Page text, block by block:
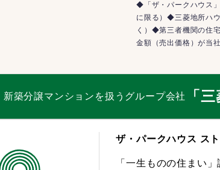
◆「ザ・パークハウス
に限る）◆三菱地所ハ
く）◆第三者機関の住
金額（売出価格）が当
新築分譲マンションを扱うグループ会社 「
ザ・パークハウス ス
「一生ものの住まい